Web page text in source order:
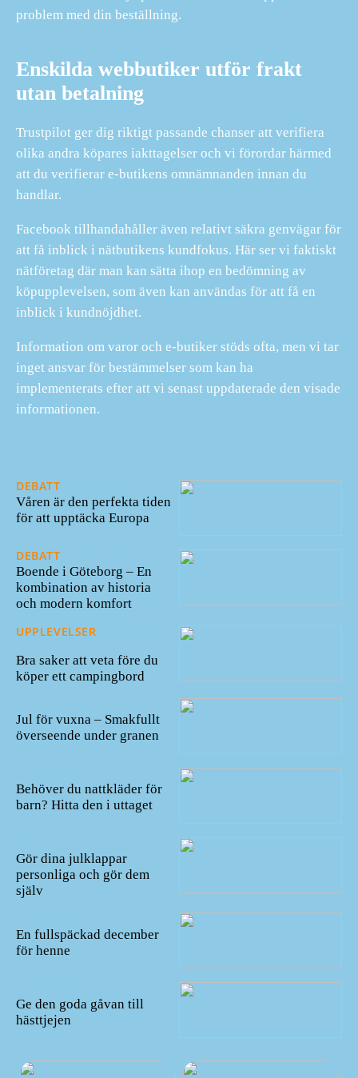
problem med din beställning.
Enskilda webbutiker utför frakt
utan betalning
Trustpilot ger dig riktigt passande chanser att verifiera
olika andra köpares iakttagelser och vi förordar härmed
att du verifierar e-butikens omnämnanden innan du
handlar.
Facebook tillhandahåller även relativt säkra genvägar för
att få inblick i nätbutikens kundfokus. Här ser vi faktiskt
nätföretag där man kan sätta ihop en bedömning av
köpupplevelsen, som även kan användas för att få en
inblick i kundnöjdhet.
Information om varor och e-butiker stöds ofta, men vi tar
inget ansvar för bestämmelser som kan ha
implementerats efter att vi senast uppdaterade den visade
informationen.
DEBATT
Våren är den perfekta tiden
för att upptäcka Europa
DEBATT
Boende i Göteborg – En
kombination av historia
och modern komfort
UPPLEVELSER
Bra saker att veta före du
köper ett campingbord
Jul för vuxna – Smakfullt
överseende under granen
Behöver du nattkläder för
barn? Hitta den i uttaget
Gör dina julklappar
personliga och gör dem
själv
En fullspäckad december
för henne
Ge den goda gåvan till
hästtjejen